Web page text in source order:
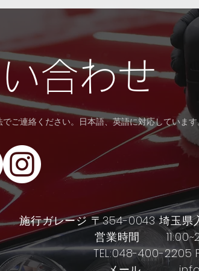
合わせ
ご連絡ください。日本語、英語に対応しています
施行ガレージ 〒354-0043 埼
営業時間
TEL:048-400-2205